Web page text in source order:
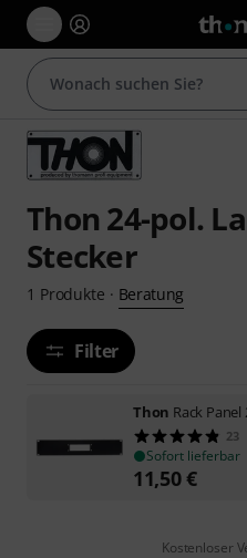
Thon 24-pol.
Stecker
1 Produkte · Beratung
Filter
Thon Rack
23
Sofort lieferbar
11,50€
Kostenloser